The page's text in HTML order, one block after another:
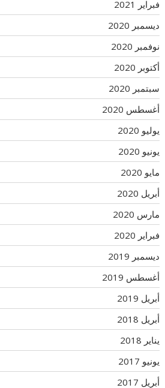
فبراير 2021
ديسمبر 2020
نوفمبر 2020
أكتوبر 2020
سبتمبر 2020
أغسطس 2020
يوليو 2020
يونيو 2020
مايو 2020
أبريل 2020
مارس 2020
فبراير 2020
ديسمبر 2019
أغسطس 2019
أبريل 2019
أبريل 2018
يناير 2018
يونيو 2017
أبريل 2017